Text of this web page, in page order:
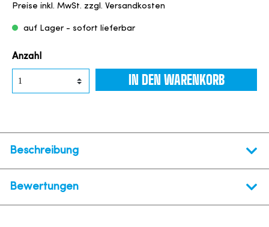
Preise inkl. MwSt. zzgl. Versandkosten
auf Lager - sofort lieferbar
Anzahl
IN DEN WARENKORB
Beschreibung
Bewertungen